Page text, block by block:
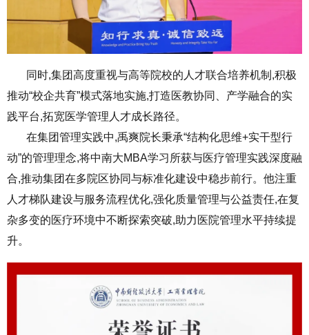
同时,集团高度重视与高等院校的人才联合培养机制,积极
推动“校企共育”模式落地实施,打造医教协同、产学融合的实
践平台,拓宽医学管理人才成长路径。
在集团管理实践中,禹爽院长秉承“结构化思维+实干型行
动”的管理理念,将中南大MBA学习所获与医疗管理实践深度融
合,推动集团在多院区协同与标准化建设中稳步前行。他注重
人才梯队建设与服务流程优化,强化质量管理与公益责任,在复
杂多变的医疗环境中不断探索突破,助力医院管理水平持续提
升。